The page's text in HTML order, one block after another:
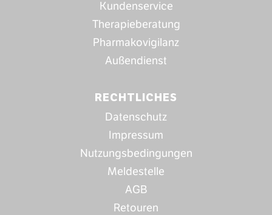
Kundenservice
Therapieberatung
Pharmakovigilanz
Außendienst
RECHTLICHES
Datenschutz
Impressum
Nutzungsbedingungen
Meldestelle
AGB
Retouren